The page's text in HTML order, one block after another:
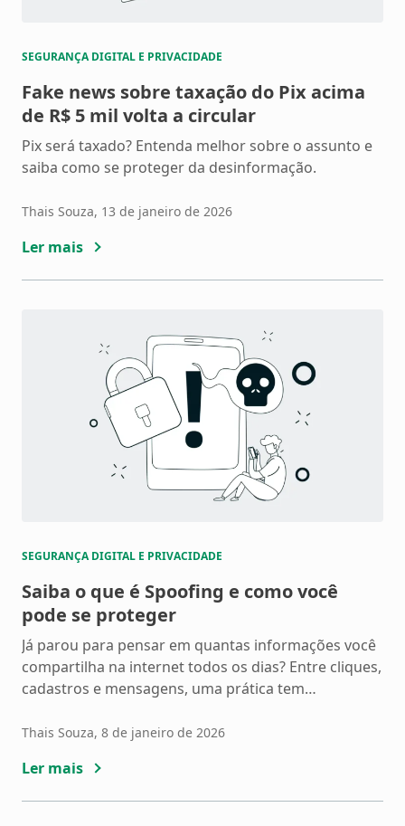
SEGURANÇA DIGITAL E PRIVACIDADE
Fake news sobre taxação do Pix acima
de R$ 5 mil volta a circular
Pix será taxado? Entenda melhor sobre o assunto e
saiba como se proteger da desinformação.
Thais Souza, 13 de janeiro de 2026
Ler mais
SEGURANÇA DIGITAL E PRIVACIDADE
Saiba o que é Spoofing e como você
pode se proteger
Já parou para pensar em quantas informações você
compartilha na internet todos os dias? Entre cliques,
cadastros e mensagens, uma prática tem
técnica é usada por golpistas para enganar vítimas,
que vem de uma fonte confiável, como seu banco,
uma […]
Thais Souza, 8 de janeiro de 2026
Ler mais